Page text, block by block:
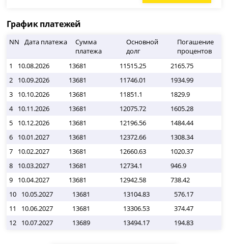
График платежей
NN Дата платежа
Сумма
платежа
Основной
долг
Погашение
процентов
1
10.08.2026 13681 11515.25 2165.75
2
10.09.2026 13681 11746.01 1934.99
3
10.10.2026 13681 11851.1 1829.9
4 10.11.2026 13681 12075.72 1605.28
5
10.12.2026 13681 12196.56 1484.44
6
10.01.2027 13681 12372.66 1308.34
7
10.02.2027 13681 12660.63 1020.37
8
10.03.2027 13681 12734.1 946.9
9
10.04.2027 13681 12942.58 738.42
10
10.05.2027 13681 13104.83 576.17
11
10.06.2027 13681 13306.53 374.47
12
10.07.2027 13689 13494.17 194.83